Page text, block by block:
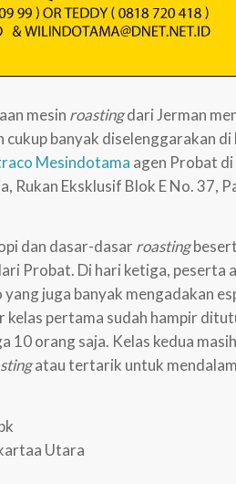
mesin roastingdari Jerman
cukup banyak diselenggarakan
Mesindotama agen Probat
Rukan Eksklusif Blok E No. 37,
dan dasar-dasarroasting
Probat. Di hari ketiga, peserta
juga banyak mengadakan
kelas pertama sudah hampir
10 orang saja. Kelas kedua
atau tertarik untuk
Utara